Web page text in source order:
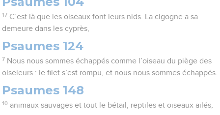
17 C’est là que les oiseaux font leurs nids. La cigogne a sa
demeure dans les cyprès,
Psaumes 124
7 Nous nous sommes échappés comme l’oiseau du piège des
oiseleurs : le filet s’est rompu, et nous nous sommes échappés.
Psaumes 148
10 animaux sauvages et tout le bétail, reptiles et oiseaux ailés,